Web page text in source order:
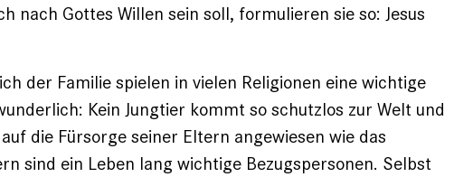
nach Gottes Willen sein soll, formulieren sie so: Jesus
der Familie spielen in vielen Religionen eine wichtige
Kein Jungtier kommt so schutzlos zur Welt und
die Fürsorge seiner Eltern angewiesen wie das
sind ein Leben lang wichtige Bezugspersonen. Selbst